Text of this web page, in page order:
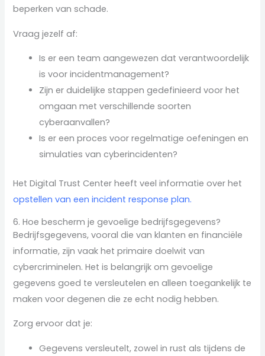
beperken van schade.
Vraag jezelf af:
Is er een team aangewezen dat verantwoordelijk
is voor incidentmanagement?
Zijn er duidelijke stappen gedefinieerd voor het
omgaan met verschillende soorten
cyberaanvallen?
Is er een proces voor regelmatige oefeningen en
simulaties van cyberincidenten?
Het Digital Trust Center heeft veel informatie over het
opstellen van een incident response plan.
6. Hoe bescherm je gevoelige bedrijfsgegevens?
Bedrijfsgegevens, vooral die van klanten en financiële
informatie, zijn vaak het primaire doelwit van
cybercriminelen. Het is belangrijk om gevoelige
gegevens goed te versleutelen en alleen toegankelijk te
maken voor degenen die ze echt nodig hebben.
Zorg ervoor dat je:
Gegevens versleutelt, zowel in rust als tijdens de